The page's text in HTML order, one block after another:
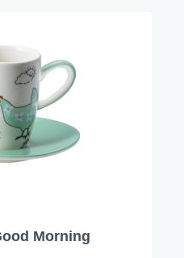
Morning